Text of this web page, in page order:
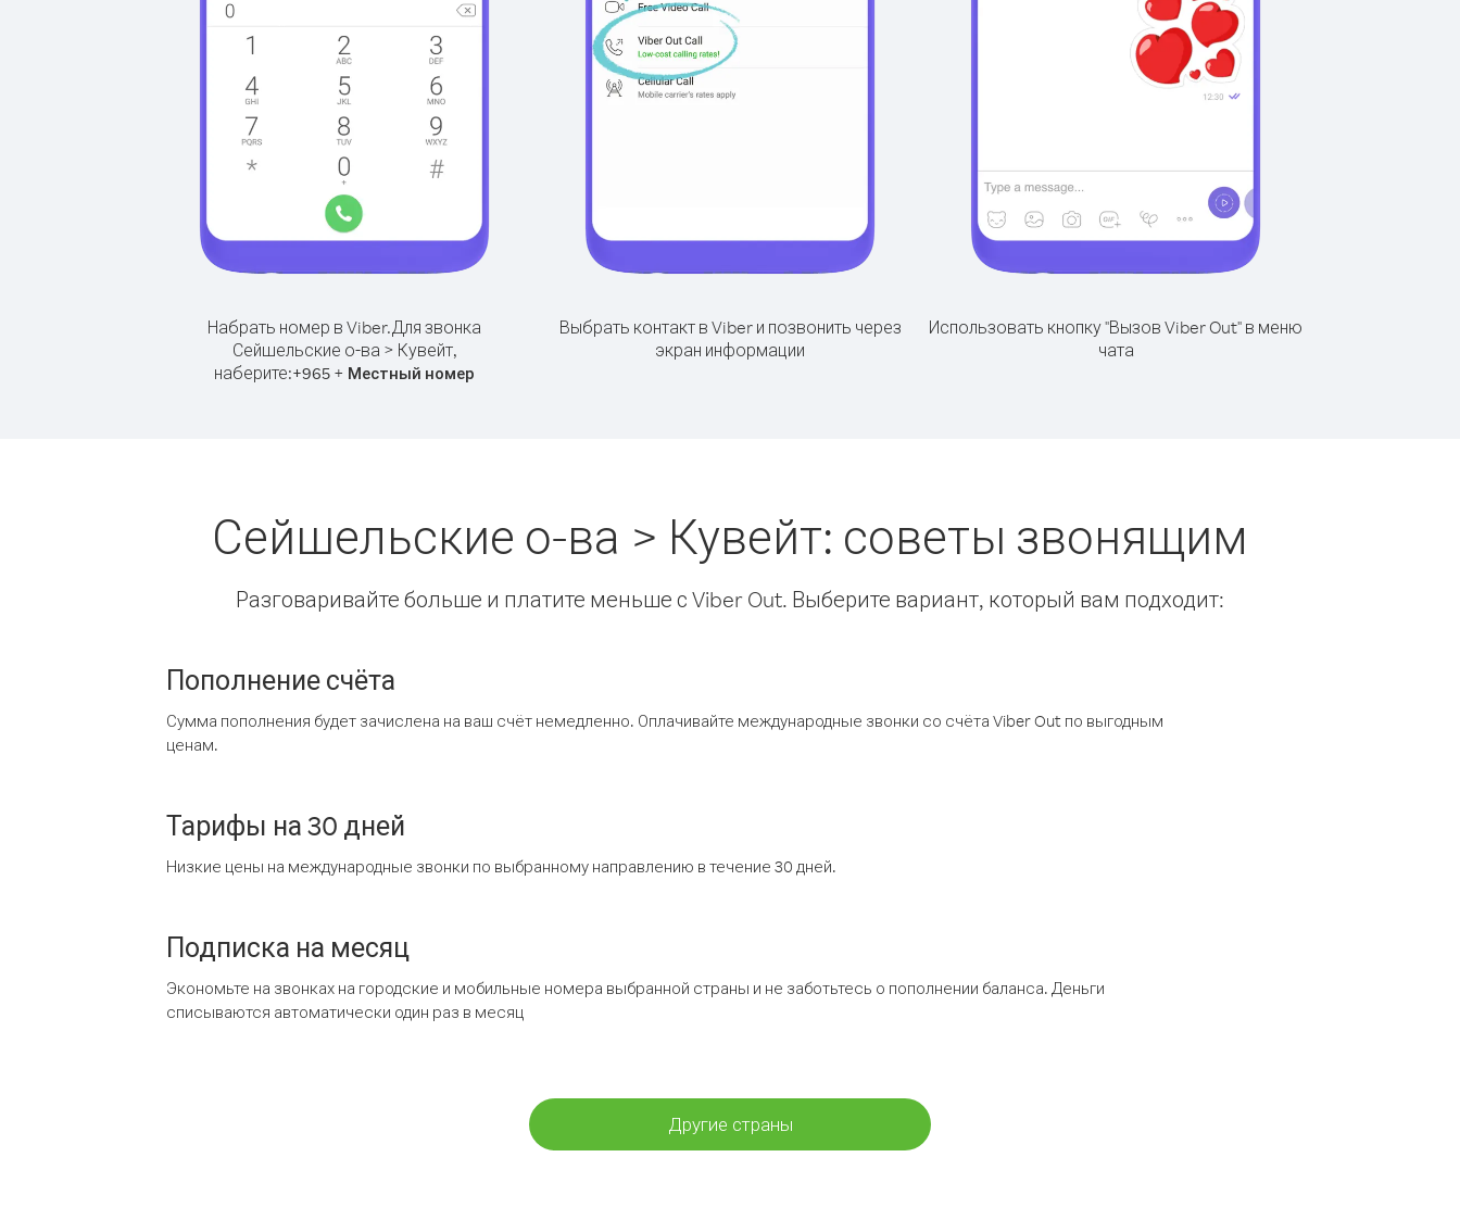
Набрать номер в Viber.Для звонка
Сейшельские о-ва > Кувейт,
наберите:+965 + Местный номер
Выбрать контакт в Viber и позвонить через
экран информации
Использовать кнопку "Вызов Viber Out" в меню
чата
Сейшельские о-ва > Кувейт: советы звонящим
Разговаривайте больше и платите меньше с Viber Out. Выберите вариант, который вам подходит:
Пополнение счёта
Сумма пополнения будет зачислена на ваш счёт немедленно. Оплачивайте международные звонки со счёта Viber Out по выгодным
ценам.
Тарифы на 30 дней
Низкие цены на международные звонки по выбранному направлению в течение 30 дней.
Подписка на месяц
Экономьте на звонках на городские и мобильные номера выбранной страны и не заботьтесь о пополнении баланса. Деньги
списываются автоматически один раз в месяц
Другие страны